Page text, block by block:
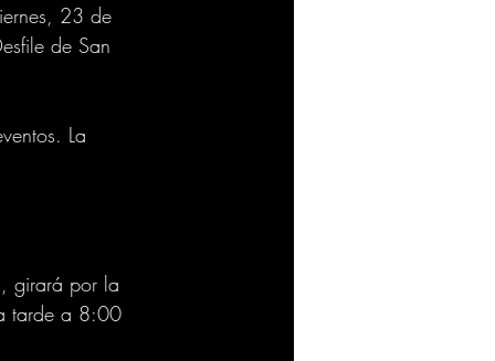
23 de
de San
La
girará por la
tarde a 8:00